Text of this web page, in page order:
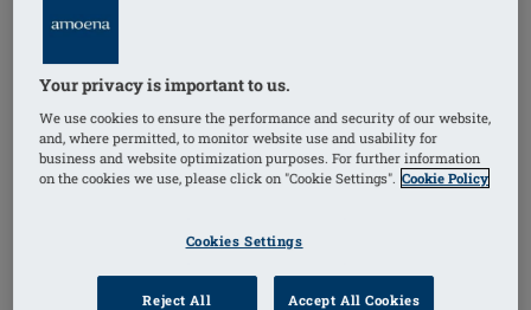
1/6
Your privacy is important to us.
We use cookies to ensure the performance and security of our website,
and, where permitted, to monitor website use and usability for
business and website optimization purposes. For further information
on the cookies we use, please click on "Cookie Settings". Cookie Policy
Cookies Settings
Reject All Accept All Cookies